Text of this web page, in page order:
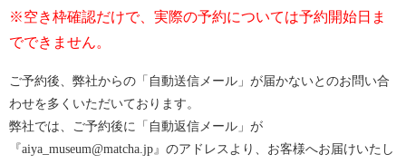
※空き枠確認だけで、実際の予約については予約開始日ま
でできません。
ご予約後、弊社からの「自動送信メール」が届かないとのお問い合
わせを多くいただいております。
弊社では、ご予約後に「自動返信メール」が
『aiya_museum@matcha.jp』のアドレスより、お客様へお届けいたし